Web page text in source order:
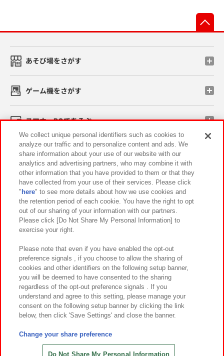
あそび場をさがす
ゲーム機をさがす
スマホ・PCであそぶ
イベント・キャンペーン
関連会社 サステナビリティ サイトポリシー
プライバシーポリシー ウェブアクセシビリティ方針と検証結果
お取引先さまとともに
カスタマーハラスメント対応方針 よくあるご質問・お問い合わせ
©Bandai Namco Amusement Inc.
©Bandai Namco Amusement Lab Inc.
©HANAYASHIKI Co., Ltd. All Rights Reserved.
We collect unique personal identifiers such as cookies to
analyze our traffic and to personalize content and ads. We
share information about your use of our website with our
analytics and advertising partners, who may combine it with
other information that you have provided to them or that they
have collected from your use of their services. Please click
" here" to see more details about how we use cookies and
the retention period of each cookie. You have the right to opt
out of our sharing of your information with our partners.
Please click [Do Not Share My Personal Information] to
exercise your right.
Please note that even if you have enabled the opt-out
preference signals , if you choose to allow the sharing of
cookies and other identifiers on the following setup banner,
you will be deemed to have consented to the sharing
regardless of the opt-out preference signals . If you
understand and agree to this setting, please manage your
consent on the following setup banner by clicking the link
below, then click 'Save Settings' and close the banner.
Change your share preference
Do Not Share My Personal Information